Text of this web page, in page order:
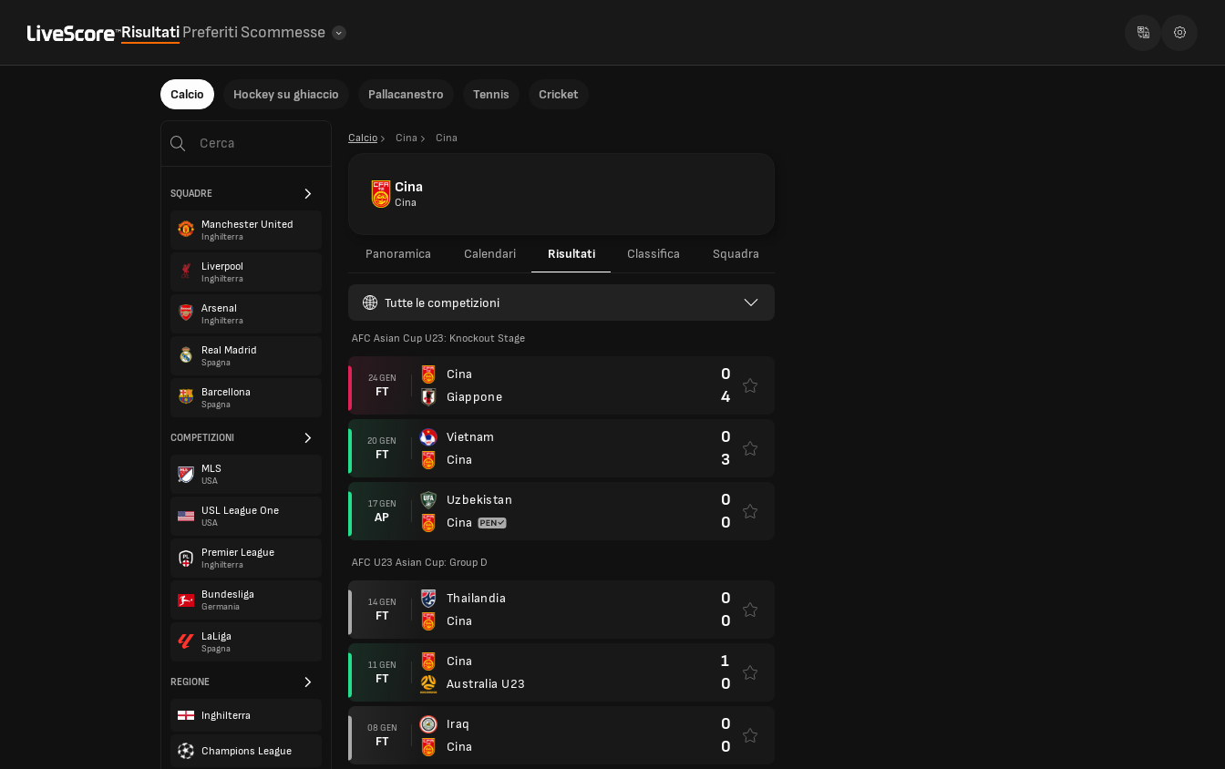
RisultatiPreferiti Scommesse
Calcio Hockey su ghiaccio Pallacanestro Tennis Cricket
SQUADRE
Manchester United
Inghilterra
Liverpool
Inghilterra
Arsenal
Inghilterra
Real Madrid
Spagna
Barcellona
Spagna
COMPETIZIONI
MLS
USA
USL League One
USA
Premier League
Inghilterra
Bundesliga
Germania
LaLiga
Spagna
REGIONE
Inghilterra
Champions League
Calcio Cina Cina
Cina
Cina
Panoramica Calendari Risultati Classifica Squadra
Tutte le competizioni
AFC Asian Cup U23: Knockout Stage
24 GEN
FT
Cina
Giappone
0
4
20 GEN
FT
Vietnam
Cina
0
3
17 GEN
AP
Uzbekistan
Cina
0
0
AFC U23 Asian Cup: Group D
14 GEN
FT
Thailandia
Cina
0
0
11 GEN
FT
Cina
Australia U23
1
0
08 GEN
FT
Iraq
Cina
0
0